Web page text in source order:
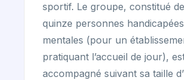
sportif. Le groupe, constitué
quinze personnes handicapées
mentales (pour un
pratiquant l’accueil de jour),
accompagné suivant sa taille